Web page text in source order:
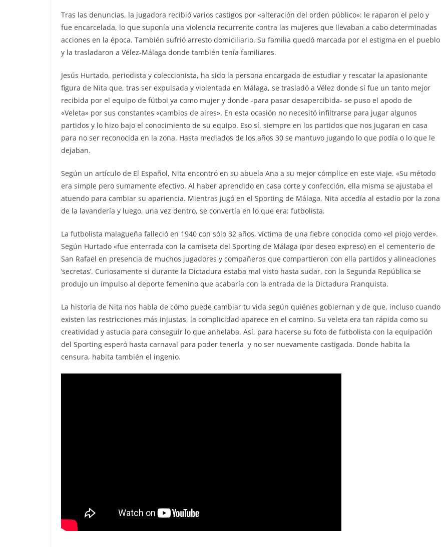
Tras las denuncias, la jugadora recibió varios castigos por «alteración del orden público»: le raparon el pelo y
fue encarcelada, lo que suponía una violencia recurrente contra las mujeres que llevaban a cabo determinadas
acciones en la época. También sufrió arresto domiciliario. Su familia quedó marcada por el estigma en el pueblo
y la trasladaron a Vélez-Málaga donde también tenía familiares.
Jesús Hurtado, periodista y coleccionista, ha sido la persona encargada de estudiar y rescatar la apasionante
figura de Nita que, tras ser expulsada y violentada en Málaga, se trasladó a Vélez donde sí fue un tanto mejor
recibida por el equipo de fútbol ya como mujer y donde -para pasar desapercibida- se puso el apodo de
«Veleta» por sus constantes «cambios de aires». En esta ocasión no necesitó infiltrarse para jugar algunos
partidos y lo hizo bajo el conocimiento de su equipo. Eso sí, siempre en los partidos que nos jugaran en casa
para no ser reconocida en la zona. Hasta mediados de los años 30 se mantuvo jugando lo que podía o lo que le
dejaban.
Según un artículo de El Español, Nita encontró en su abuela Ana a su mejor cómplice en este viaje. «Su método
era simple pero sumamente efectivo. Al haber aprendido en casa corte y confección, ella misma se ajustaba el
atuendo para cambiar su apariencia. Mientras jugó en el Sporting de Málaga, Nita accedía al estadio por la zona
de la lavandería y luego, una vez dentro, se convertía en lo que era: futbolista.
La futbolista malagueña falleció en 1940 con sólo 32 años, víctima de una fiebre conocida como «el piojo verde».
Según Hurtado «fue enterrada con la camiseta del Sporting de Málaga (por deseo expreso) en el cementerio de
San Rafael en presencia de muchos jugadores y compañeros que compartieron con ella partidos y alineaciones
‘secretas’. Curiosamente si durante la Dictadura estaba mal visto hasta sudar, con la Segunda República se
produjo un impulso al deporte femenino que acabaría con la entrada de la Dictadura Franquista.
La historia de Nita nos habla de cómo puede cambiar tu vida según quiénes gobiernan y de que, incluso cuando
existen las restricciones más injustas, la complicidad aparece en el camino. Su veleta era tan rápida como su
creatividad y astucia para conseguir lo que anhelaba. Así, para hacerse su foto de futbolista con la equipación
del Sporting esperó hasta carnaval para poder tenerla y no ser nuevamente castigada. Donde habita la
censura, habita también el ingenio.